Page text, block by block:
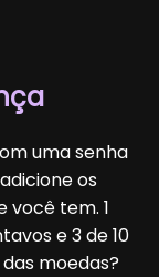
uma senha
os
você tem. 1
e 3 de 10
moedas?